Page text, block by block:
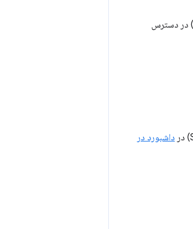
ChromeDriver برای Chrome در Android و Chrome در دسک‌تاپ (Mac، Linux، Windows و ChromeOS) در دسترس
داشبورد در